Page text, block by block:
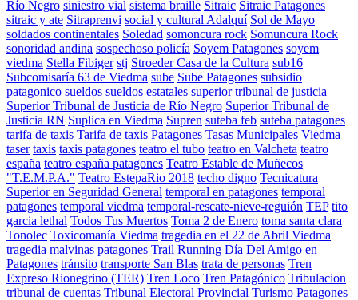
Río Negro siniestro vial sistema braille Sitraic Sitraic Patagones
sitraic y ate Sitraprenvi social y cultural Adalquí Sol de Mayo
soldados continentales Soledad somoncura rock Somuncura Rock
sonoridad andina sospechoso policía Soyem Patagones soyem
viedma Stella Fibiger stj Stroeder Casa de la Cultura sub16
Subcomisaría 63 de Viedma sube Sube Patagones subsidio
patagonico sueldos sueldos estatales superior tribunal de justicia
Superior Tribunal de Justicia de Río Negro Superior Tribunal de
Justicia RN Suplica en Viedma Supren suteba feb suteba patagones
tarifa de taxis Tarifa de taxis Patagones Tasas Municipales Viedma
taser taxis taxis patagones teatro el tubo teatro en Valcheta teatro
españa teatro españa patagones Teatro Estable de Muñecos
"T.E.M.P.A." Teatro EstepaRio 2018 techo digno Tecnicatura
Superior en Seguridad General temporal en patagones temporal
patagones temporal viedma temporal-rescate-nieve-reguión TEP tito
garcia lethal Todos Tus Muertos Toma 2 de Enero toma santa clara
Tonolec Toxicomanía Viedma tragedia en el 22 de Abril Viedma
tragedia malvinas patagones Trail Running Día Del Amigo en
Patagones tránsito transporte San Blas trata de personas Tren
Expreso Rionegrino (TER) Tren Loco Tren Patagónico Tribulacion
tribunal de cuentas Tribunal Electoral Provincial Turismo Patagones